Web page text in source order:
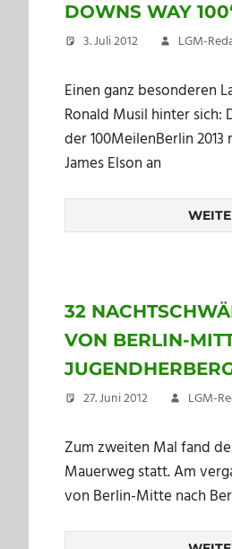
DOWNS WAY
3. Juli 2012 LGM-
Einen ganz besonderen
Ronald Musil hinter
der 100MeilenBerlin
James Elson an
32
VON BERLIN-
27. Juni 2012 LGM-
Zum zweiten Mal fand
Mauerweg statt. Am
von Berlin-Mitte nach